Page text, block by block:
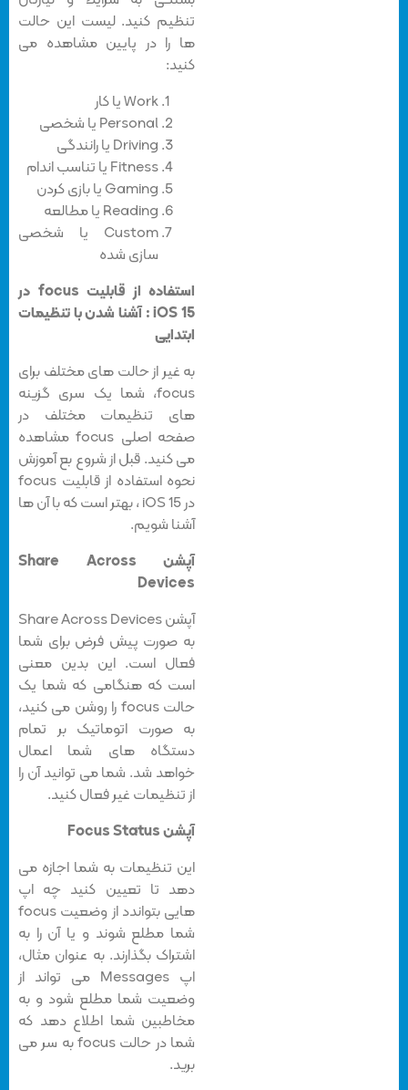
تنظیم کنید. لیست این حالت
ها را در پایین مشاهده می
کنید:
Work یا کار
Personal یا شخصی
Driving یا رانندگی
Fitness یا تناسب اندام
Gaming یا بازی کردن
Reading یا مطالعه
Custom یا شخصی
سازی شده
استفاده از قابلیت focus در
iOS 15 : آشنا شدن با تنظیمات
ابتدایی
به غیر از حالت های مختلف برای
focus، شما یک سری گزینه
های تنظیمات مختلف در
صفحه اصلی focus مشاهده
می کنید. قبل از شروع بع آموزش
نحوه استفاده از قابلیت focus
در iOS 15 ، بهتر است که با آن ها
آشنا شویم.
آپشن Share Across
Devices
آپشن Share Across Devices
به صورت پیش فرض برای شما
فعال است. این بدین معنی
است که هنگامی که شما یک
حالت focus را روشن می کنید،
به صورت اتوماتیک بر تمام
دستگاه های شما اعمال
خواهد شد. شما می توانید آن را
از تنظیمات غیر فعال کنید.
آپشن Focus Status
این تنظیمات به شما اجازه می
دهد تا تعیین کنید چه اپ
هایی بتواندد از وضعیت focus
شما مطلع شوند و یا آن را به
اشتراک بگذارند. به عنوان مثال،
اپ Messages می تواند از
وضعیت شما مطلع شود و به
مخاطبین شما اطلاع دهد که
شما در حالت focus به سر می